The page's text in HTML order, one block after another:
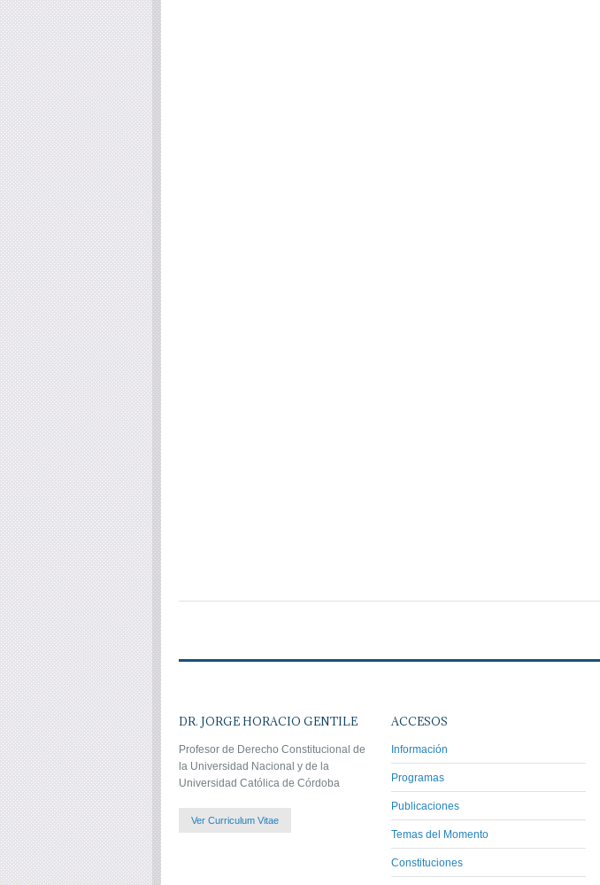
DR. JORGE HORACIO GENTILE
Profesor de Derecho Constitucional de
la Universidad Nacional y de la
Universidad Católica de Córdoba
Ver Curriculum Vitae
ACCESOS
Información
Programas
Publicaciones
Temas del Momento
Constituciones